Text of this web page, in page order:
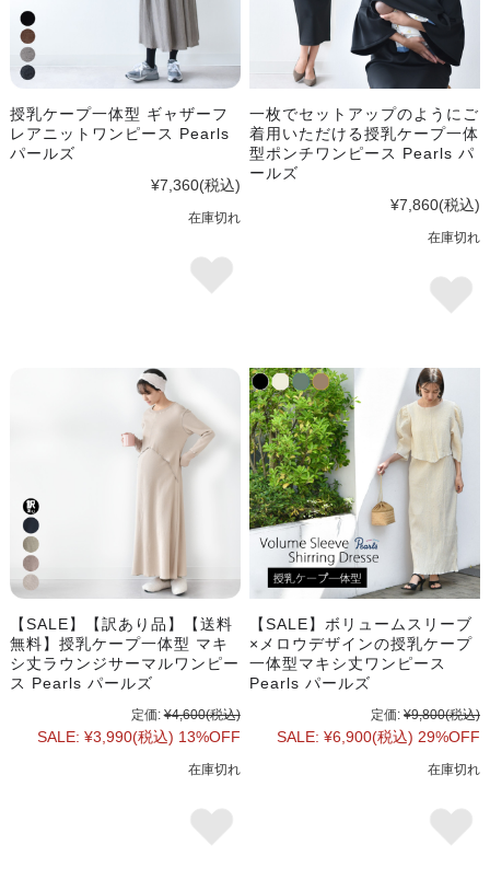
授乳ケープ一体型 ギャザーフ
レアニットワンピース Pearls
パールズ
¥7,360(税込)
在庫切れ
一枚でセットアップのようにご
着用いただける授乳ケープ一体
型ポンチワンピース Pearls パ
ールズ
¥7,860(税込)
在庫切れ
【SALE】【訳あり品】【送料
無料】授乳ケープ一体型 マキ
シ丈ラウンジサーマルワンピー
ス Pearls パールズ
定価: ¥4,600(税込)
SALE: ¥3,990(税込) 13%OFF
在庫切れ
【SALE】ボリュームスリーブ
×メロウデザインの授乳ケープ
一体型マキシ丈ワンピース
Pearls パールズ
定価: ¥9,800(税込)
SALE: ¥6,900(税込) 29%OFF
在庫切れ